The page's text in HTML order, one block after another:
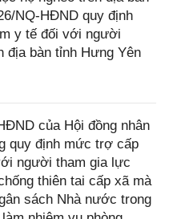
NQ-HĐND quy định
y tế đối với người
địa bàn tỉnh Hưng Yên
của Hội đồng nhân
quy định mức trợ cấp
người tham gia lực
thiên tai cấp xã mà
sách Nhà nước trong